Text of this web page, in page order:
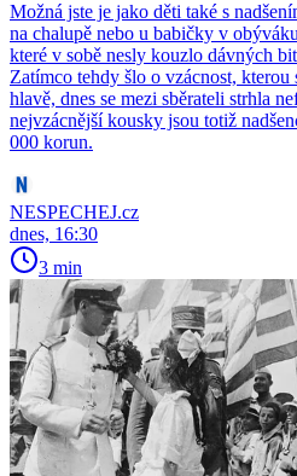
Možná jste je jako děti také s
na chalupě nebo u babičky v
které v sobě nesly kouzlo dávných
Zatímco tehdy šlo o vzácnost,
hlavě, dnes se mezi sběrateli strhla
nejvzácnější kousky jsou totiž
000 korun.
NESPECHEJ.cz
dnes, 16:30
3 min